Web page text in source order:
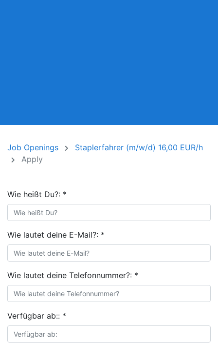
Job Openings
Staplerfahrer (m/w/d) 16,00 EUR/h
Apply
Wie heißt Du?: *
Wie lautet deine E-Mail?: *
Wie lautet deine Telefonnummer?: *
Verfügbar ab:: *